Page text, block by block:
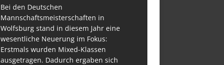
Bei den Deutschen
Mannschaftsmeisterschaften in
Wolfsburg stand in diesem Jahr eine
wesentliche Neuerung im Fokus:
Erstmals wurden Mixed-Klassen
ausgetragen. Dadurch ergaben sich